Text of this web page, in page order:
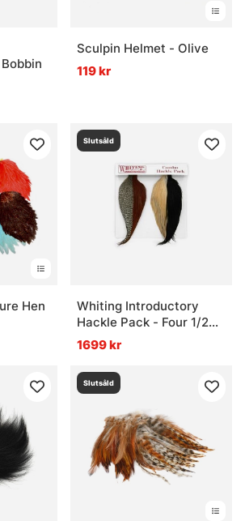
utav 5 stjärnorSculpin Helmet - Olive
119 kr
Hen
Slutsåld
Whiting Introductory
Hackle Pack - Four 1/2
Capes
1699 kr
Slutsåld